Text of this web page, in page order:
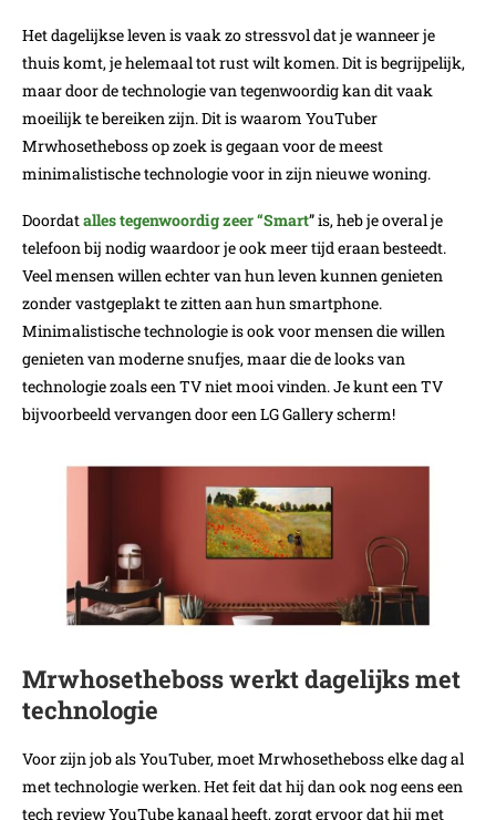
Het dagelijkse leven is vaak zo stressvol dat je wanneer je
thuis komt, je helemaal tot rust wilt komen. Dit is begrijpelijk,
maar door de technologie van tegenwoordig kan dit vaak
moeilijk te bereiken zijn. Dit is waarom YouTuber
Mrwhosetheboss op zoek is gegaan voor de meest
minimalistische technologie voor in zijn nieuwe woning.
Doordatalles tegenwoordig zeer “Smart” is, heb je overal je
telefoon bij nodig waardoor je ook meer tijd eraan besteedt.
Veel mensen willen echter van hun leven kunnen genieten
zonder vastgeplakt te zitten aan hun smartphone.
Minimalistische technologie is ook voor mensen die willen
genieten van moderne snufjes, maar die de looks van
technologie zoals een TV niet mooi vinden. Je kunt een TV
bijvoorbeeld vervangen door een LG Gallery scherm!
Mrwhosetheboss werkt dagelijks met
technologie
Voor zijn job als YouTuber, moet Mrwhosetheboss elke dag al
met technologie werken. Het feit dat hij dan ook nog eens een
tech review YouTube kanaal heeft, zorgt ervoor dat hij met